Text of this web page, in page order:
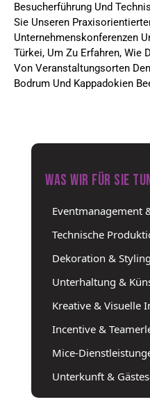
Besucherführung Und
Sie Unseren
Unternehmenskonferenzen
Türkei, Um Zu Erfahren, Wie
Von Veranstaltungsorten
Bodrum Und Kappadokien
WAS WIR FÜR SIE
Eventmanagement
Technische
Dekoration & Styling
Unterhaltung &
Kreative & Visuelle
Incentive &
Mice-
Unterkunft &